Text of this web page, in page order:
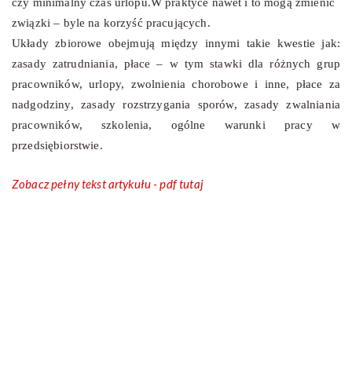
czy minimalny czas urlopu.W praktyce nawet i to mogą zmienić
związki – byle na korzyść pracujących.
Układy zbiorowe obejmują między innymi takie kwestie jak:
zasady zatrudniania, płace – w tym stawki dla różnych grup
pracowników, urlopy, zwolnienia chorobowe i inne, płace za
nadgodziny, zasady rozstrzygania sporów, zasady zwalniania
pracowników, szkolenia, ogólne warunki pracy w
przedsiębiorstwie.
Zobacz pełny tekst artykułu - pdf tutaj